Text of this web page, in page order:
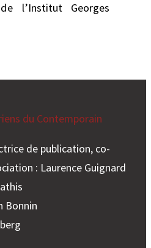
l’Institut Georges
du Contemporain
de publication, co-
: Laurence Guignard
Bonnin